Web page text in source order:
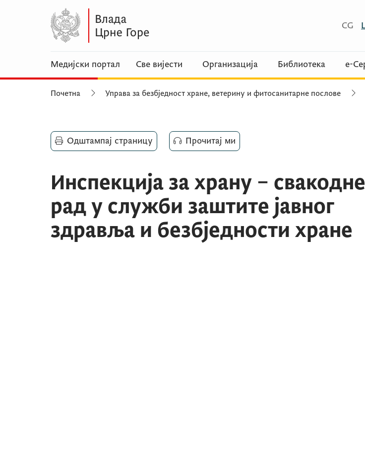
CG
Медијски портал Све вијести Организација Библиотека е-
Почетна Управа за безбједност хране, ветерину и фитосанитарне послове
Одштампај страницу Прочитај ми
Инспекција за храну –
рад у служби заштите јавног
здравља и безбједности хране